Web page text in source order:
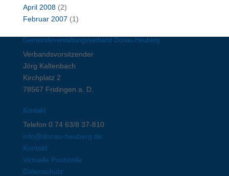
April 2008(2)
Februar 2007 (1)
Gemeindeverwaltungsverband Donau-Heuberg
Verbandsvorsitzender
Jörg Kaltenbach
Kirchplatz 2
78567 Fridingen a. D.
Kontakt
Telefon 0 74 63/8 37-810
info@donau-heuberg.de
Kontakt
Virtuelle Poststelle
Datenschutz